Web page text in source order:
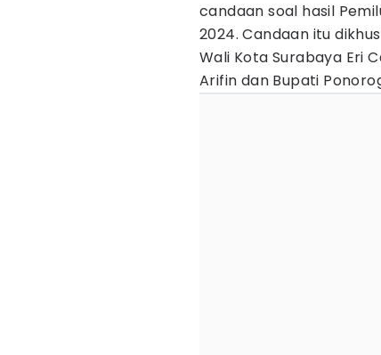
candaan soal hasil
2024. Candaan itu
Wali Kota Surabaya Eri
Arifin dan Bupati